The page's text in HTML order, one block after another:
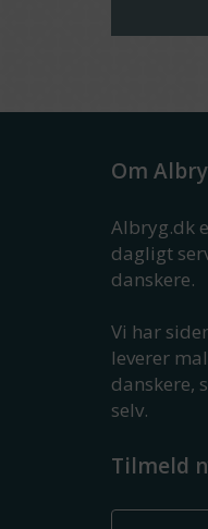
Om
Albryg.dk
dagligt
danskere.
Vi har
leverer
danskere,
selv.
Tilmeld